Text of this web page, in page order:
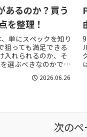
あるのか？買う
を整理！
単にスペックを知り
狙っても満足できる
入れられるのか、そ
選ぶべきなのかで迷
2026.06.26
次のペ